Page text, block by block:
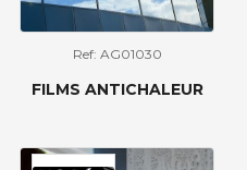
Ref: AG01030
FILMS ANTICHALEUR